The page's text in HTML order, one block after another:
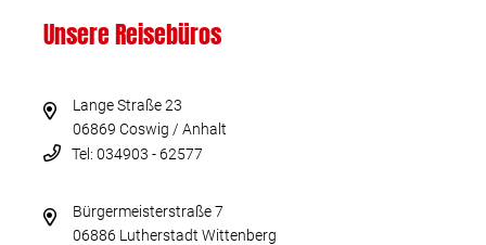
Unsere Reisebüros
Lange Straße 23
06869 Coswig / Anhalt
Tel: 034903 - 62577
Bürgermeisterstraße 7
06886 Lutherstadt Wittenberg